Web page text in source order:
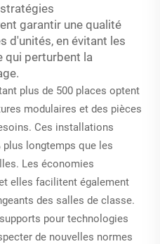
garantir une qualité
d'unités, en évitant les
qui perturbent la
plus de 500 places optent
modulaires et des pièces
Ces installations
plus longtemps que les
Les économies
elles facilitent également
des salles de classe.
pour technologies
de nouvelles normes